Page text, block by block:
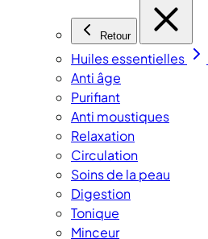
Retour
Huiles essentielles
Anti âge
Purifiant
Anti moustiques
Relaxation
Circulation
Soins de la peau
Digestion
Tonique
Minceur